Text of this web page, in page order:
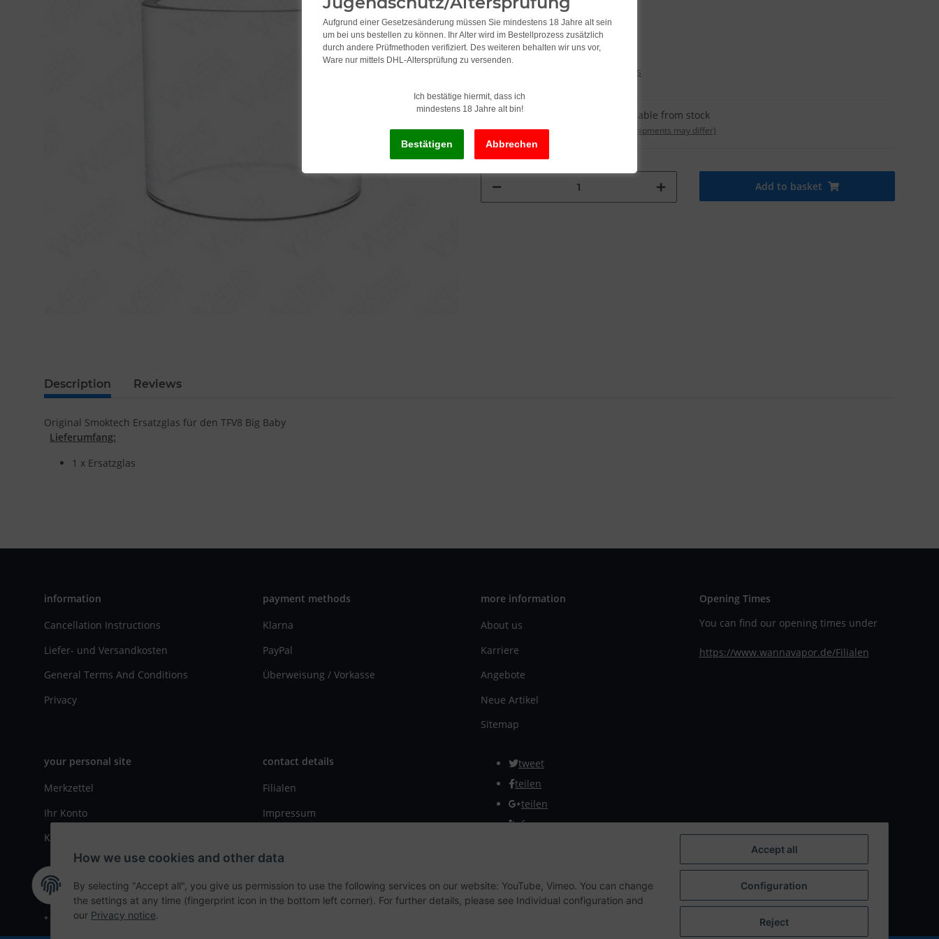
3,95
shipping costs
Delivery status: Immediately available from stock
Delivery time:2 - 3 Workdays (DE - int. shipments may differ)
Add to basket
Description Reviews
Original Smoktech Ersatzglas für den TFV8 Big Baby
Lieferumfang:
1 x Ersatzglas
information
Cancellation Instructions
Liefer- und Versandkosten
General Terms And Conditions
Privacy
payment methods
Klarna
PayPal
Überweisung / Vorkasse
more information
About us
Karriere
Angebote
Neue Artikel
Sitemap
Opening Times
You can find our opening times under
https://www.wannavapor.de/Filialen
your personal site
Merkzettel
Ihr Konto
Kasse
contact details
Filialen
Impressum
tweet
teilen
teilen
Info
Withdraw from contract
* All prices incl. VAT, plusshipping fees
Aufgrund einer Gesetzesänderung müssen Sie mindestens 18 Jahre alt sein
um bei uns bestellen zu können. Ihr Alter wird im Bestellprozess zusätzlich
durch andere Prüfmethoden verifiziert. Des weiteren behalten wir uns vor,
Ware nur mittels DHL-Altersprüfung zu versenden.
Ich bestätige hiermit, dass ich
mindestens 18 Jahre alt bin!
How we use cookies and other data
By selecting "Accept all", you give us permission to use the following services on our website: YouTube, Vimeo. You can change
the settings at any time (fingerprint icon in the bottom left corner). For further details, please see Individual configuration and
our Privacy notice.
Accept all
Configuration
Reject